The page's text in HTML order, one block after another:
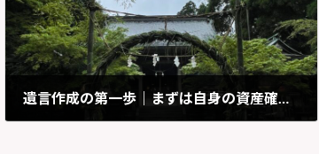
遺言作成の第一歩｜まずは自身の資産確認から始めましょう